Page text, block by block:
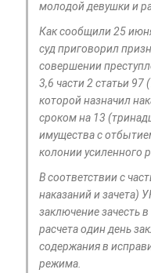
молодой девушки и
Как сообщили 25
суд приговорил
совершении
3,6 части 2 статьи
которой назначил
сроком на 13
имущества с
колонии усиленного
В соответствии с
наказаний и зачета)
заключение зачесть
расчета один день
содержания в
режима.